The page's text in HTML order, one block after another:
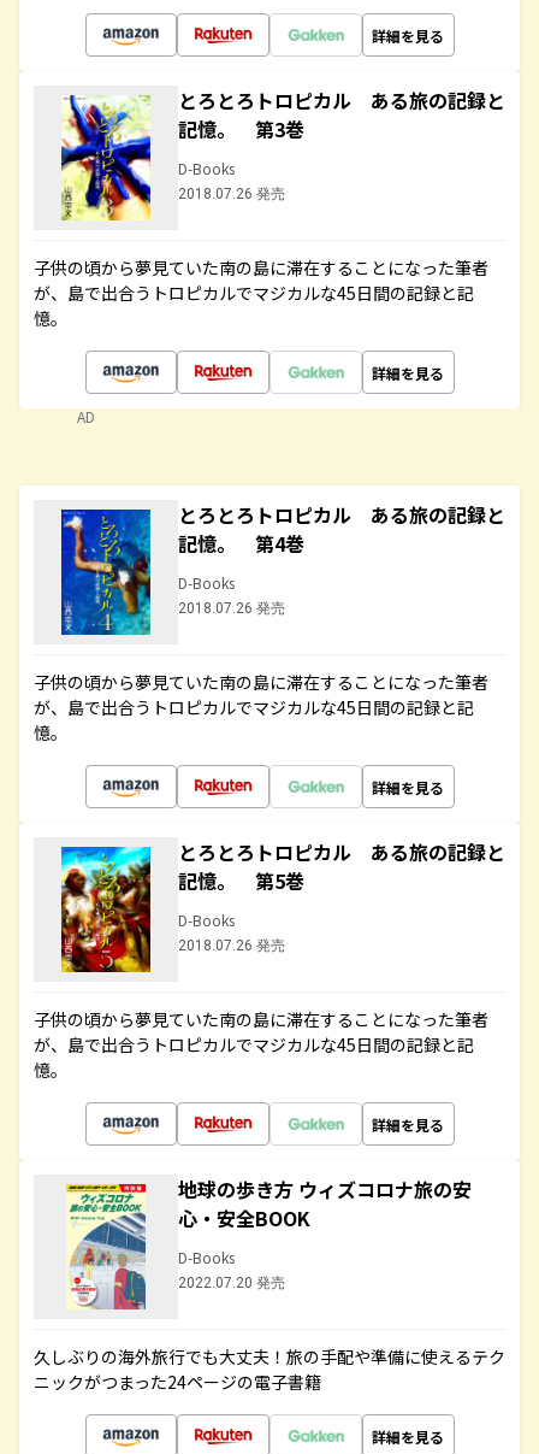
詳細を見る
とろとろトロピカル ある旅の記録と
記憶。 第3巻
D-Books
2018.07.26 発売
子供の頃から夢見ていた南の島に滞在することになった筆者
が、島で出合うトロピカルでマジカルな45日間の記録と記
憶。
詳細を見る
AD
とろとろトロピカル ある旅の記録と
記憶。 第4巻
D-Books
2018.07.26 発売
子供の頃から夢見ていた南の島に滞在することになった筆者
が、島で出合うトロピカルでマジカルな45日間の記録と記
憶。
詳細を見る
とろとろトロピカル ある旅の記録と
記憶。 第5巻
D-Books
2018.07.26 発売
子供の頃から夢見ていた南の島に滞在することになった筆者
が、島で出合うトロピカルでマジカルな45日間の記録と記
憶。
詳細を見る
地球の歩き方 ウィズコロナ旅の安
心・安全BOOK
D-Books
2022.07.20 発売
久しぶりの海外旅行でも大丈夫！旅の手配や準備に使えるテク
ニックがつまった24ページの電子書籍
詳細を見る